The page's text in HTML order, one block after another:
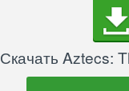
Скачать Aztecs: